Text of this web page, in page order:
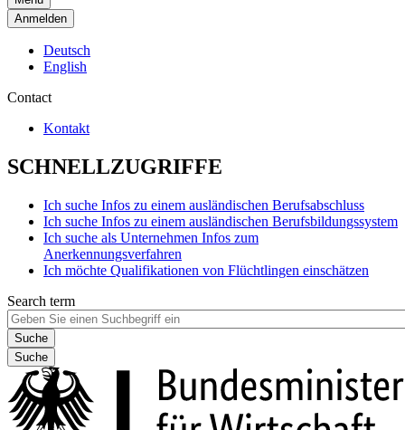
Anmelden
Deutsch
English
Contact
Kontakt
SCHNELLZUGRIFFE
Ich suche Infos zu einem ausländischen Berufsabschluss
Ich suche Infos zu einem ausländischen Berufsbildungssystem
Ich suche als Unternehmen Infos zum
Anerkennungsverfahren
Ich möchte Qualifikationen von Flüchtlingen einschätzen
Search term
Suche